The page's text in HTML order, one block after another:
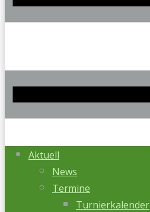
Aktuell
News
Termine
Turnierkalender